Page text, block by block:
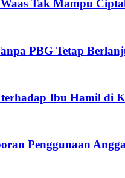
Tak Mampu
PBG Tetap
Ibu Hamil di
Penggunaan